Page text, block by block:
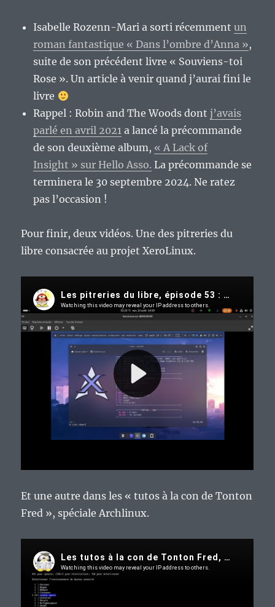
Isabelle Rozenn-Mari a sorti récemmentun
roman fantastique « Dans l’ombre d’Anna »,
suite de son précédent livre « Souviens-toi
Rose ». Un article à venir quand j’aurai fini le
livre
Rappel : Robin and The Woods dontj’avais
parlé en avril 2021 a lancé la précommande
de son deuxième album, « A Lack of
Insight » sur Hello Asso. La précommande se
terminera le 30 septembre 2024. Ne ratez
pas l’occasion !
Pour finir, deux vidéos. Une des pitreries du
libre consacrée au projet XeroLinux.
Et une autre dans les « tutos à la con de Tonton
Fred », spéciale Archlinux.